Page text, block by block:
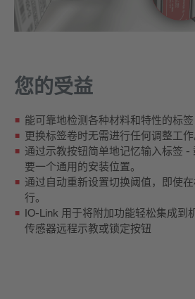
您的受益
能可靠地检测各种材料和特性的标
更换标签卷时无需进行任何调整工
通过示教按钮简单地记忆输入标签
要一个通用的安装位置。
通过自动重新设置切换阈值，即使
行。
IO-Link 用于将附加功能轻松集成到
传感器远程示教或锁定按钮